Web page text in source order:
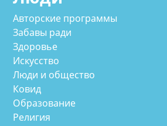
Авторские программы
Забавы ради
Здоровье
Искусство
Люди и общество
Ковид
Образование
Религия